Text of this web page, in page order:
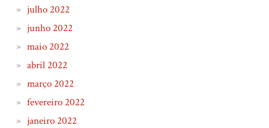
julho 2022
junho 2022
maio 2022
abril 2022
março 2022
fevereiro 2022
janeiro 2022